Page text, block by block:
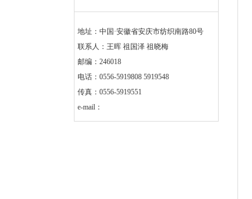
地址：中国·安徽省安庆市纺织南路80号
联系人：王晖 祖国泽 祖晓梅
邮编：246018
电话：0556-5919808 5919548
传真：0556-5919551
e-mail：